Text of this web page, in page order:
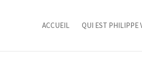
ACCUEIL QUI EST PHILIPPE